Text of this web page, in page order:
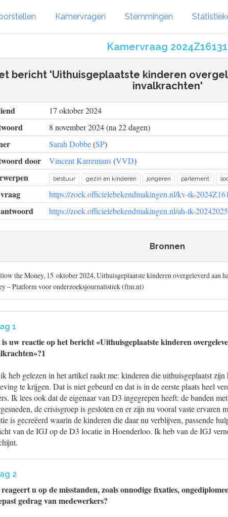
Kamervragen Stemmingen
Kamervraag 2024Z16131
bericht 'Uithuisgeplaatste kinderen
invalkrachten'
17 oktober 2024
8 november 2024 (na 22 dagen)
Sarah Dobbe(SP)
door Vincent Karremans(VVD)
bestuur gezin en kinderen jongeren parlement
https://zoek.officielebekendmakingen.nl/kv-tk-
https://zoek.officielebekendmakingen.nl/ah-tk-
Bronnen
the Money, 15 oktober 2024, Uithuisgeplaatste kinderen overgeleverd aan
– Platform voor onderzoeksjournalistiek (ftm.nl)
1
uw reactie op het bericht «Uithuisgeplaatste kinderen
heb gelezen in het artikel raakt me: kinderen die uithuisgeplaatst
te krijgen. Dat is niet gebeurd en dat is in de eerste plaats heel
Ik lees ook dat de eigenaar van D3 ingegrepen heeft: de banden
de crisisgroep is gesloten en er zijn nu vooral vaste ervaren
is gecreëerd waarin de kinderen die daar nu verblijven, passende
van de IGJ op de D3 locatie in Hoenderloo. Ik heb van de IGJ
2
u op de misstanden, zoals onnodige fixaties,
gedrag van medewerkers?